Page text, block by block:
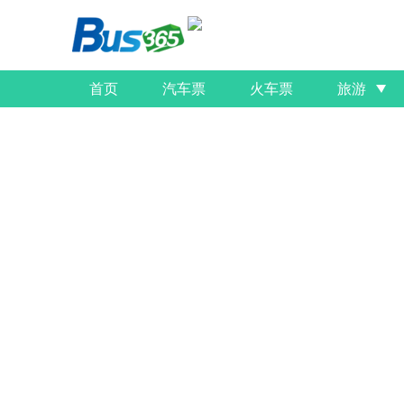
首页 汽车票 火车票 旅游